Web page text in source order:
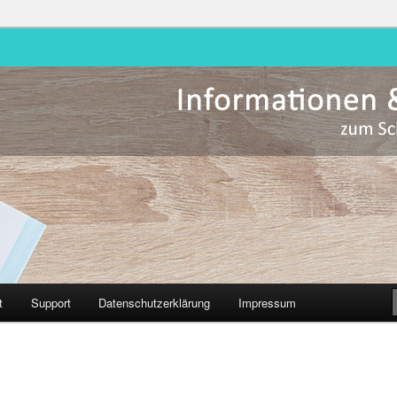
Support Datenschutzerklärung Impressum